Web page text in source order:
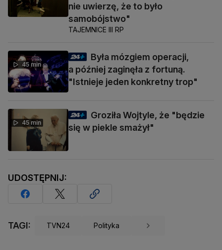
nie uwierzę, że to było
samobójstwo"
TAJEMNICE III RP
45 min
Była mózgiem operacji,
a później zaginęła z fortuną.
"Istnieje jeden konkretny trop"
45 min
Groziła Wojtyle, że "będzie
się w piekle smażył"
UDOSTĘPNIJ:
TAGI: TVN24 Polityka